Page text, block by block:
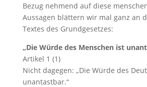
Bezug nehmend auf diese
Aussagen blättern wir mal ganz an
Textes des Grundgesetzes:
„Die Würde des Menschen ist
Artikel 1 (1)
Nicht dagegen: „Die Würde des
unantastbar.“